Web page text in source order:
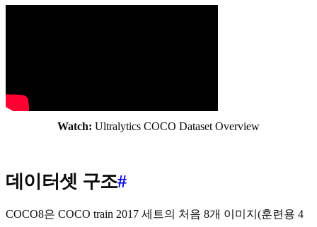
Watch: Ultralytics COCO Dataset Overview
데이터셋 구조#
COCO8은 COCO train 2017 세트의 처음 8개 이미지(훈련용 4